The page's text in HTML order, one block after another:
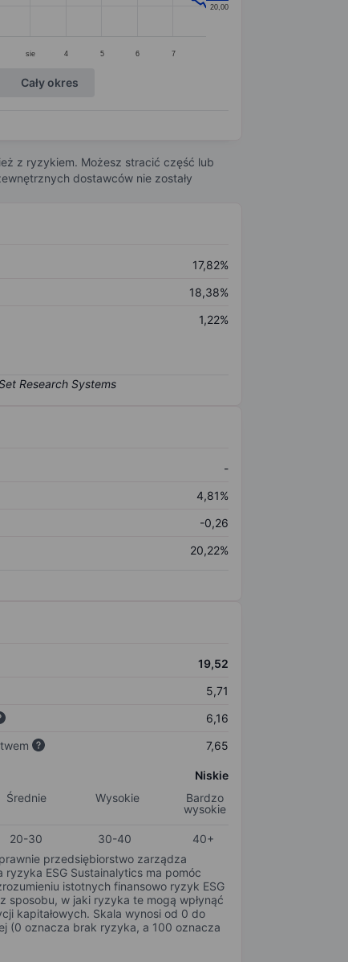
sie 4 5 6 7
20,00
Cały okres
z ryzykiem. Możesz stracić część lub
dostawców nie zostały
17,82%
18,38%
1,22%
-
4,81%
-0,26
20,22%
19,52
5,71
6,16
7,65
Niskie
Średnie Wysokie
Bardzo
wysokie
20-30 30-40
40+
przedsiębiorstwo zarządza
ryzyka ESG Sustainalytics ma pomóc
istotnych finansowo ryzyk ESG
sposobu, w jaki ryzyka te mogą wpłynąć
kapitałowych. Skala wynosi od 0 do
(0 oznacza brak ryzyka, a 100 oznacza